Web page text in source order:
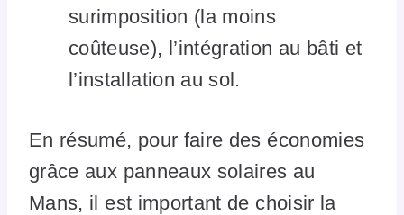
surimposition (la moins
coûteuse), l’intégration au bâti et
l’installation au sol.
En résumé, pour faire des économies
grâce aux panneaux solaires au
Mans, il est important de choisir la